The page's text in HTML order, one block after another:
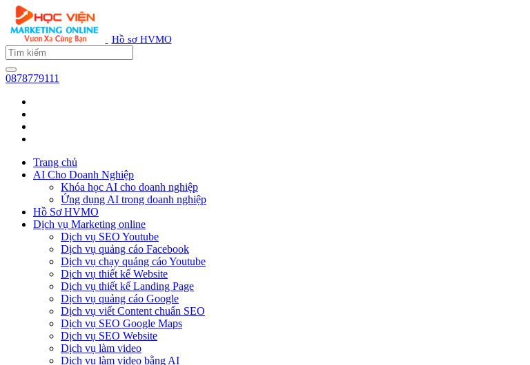
Hồ sơ HVMO
0878779111
Trang chủ
AI Cho Doanh Nghiệp
Khóa học AI cho doanh nghiệp
Ứng dụng AI trong doanh nghiệp
Hồ Sơ HVMO
Dịch vụ Marketing online
Dịch vụ SEO Youtube
Dịch vụ quảng cáo Facebook
Dịch vụ chạy quảng cáo Youtube
Dịch vụ thiết kế Website
Dịch vụ thiết kế Landing Page
Dịch vụ quảng cáo Google
Dịch vụ viết Content chuẩn SEO
Dịch vụ SEO Google Maps
Dịch vụ SEO Website
Dịch vụ làm video
Dịch vụ làm video bằng AI